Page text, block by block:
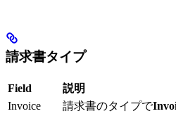
請求書タイプ
Field
説明
Invoice
請求書のタイプで